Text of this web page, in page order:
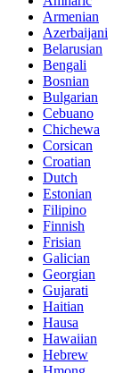
Armenian
Azerbaijani
Belarusian
Bengali
Bosnian
Bulgarian
Cebuano
Chichewa
Corsican
Croatian
Dutch
Estonian
Filipino
Finnish
Frisian
Galician
Georgian
Gujarati
Haitian
Hausa
Hawaiian
Hebrew